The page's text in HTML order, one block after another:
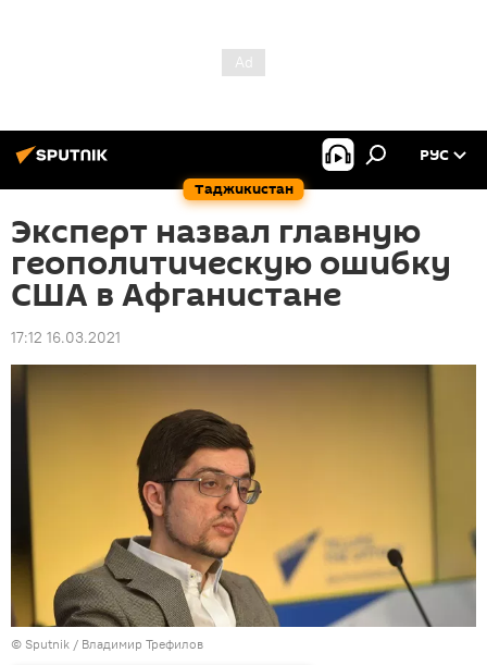
Таджикистан
РУС
Эксперт назвал главную
геополитическую ошибку
США в Афганистане
17:12 16.03.2021
© Sputnik / Владимир Трефилов